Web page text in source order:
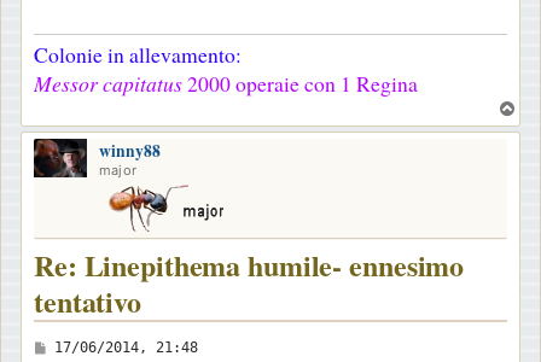
Colonie in allevamento:
Messor capitatus2000 operaie con 1 Regina
o
winny88
major
Re: Linepithema humile- ennesimo
tentativo
M
17/06/2014, 21:48